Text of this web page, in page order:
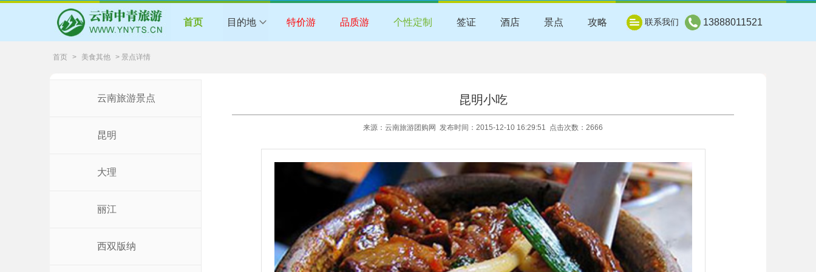
首页 目的地 特价游 品质游 个性定制 签证 酒店 景点 攻略 联系我们 13888011521
首页 > 美食其他 > 景点详情
云南旅游景点
昆明
大理
丽江
西双版纳
昆明小吃
来源：云南旅游团购网 发布时间：2015-12-10 16:29:51 点击次数：2666